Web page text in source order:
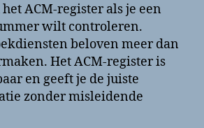
ACM-register als je een
wilt controleren.
beloven meer dan
Het ACM-register is
en geeft je de juiste
zonder misleidende